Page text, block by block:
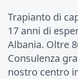
Trapianto di
17 anni di
Albania. Oltre
Consulenza
nostro centro